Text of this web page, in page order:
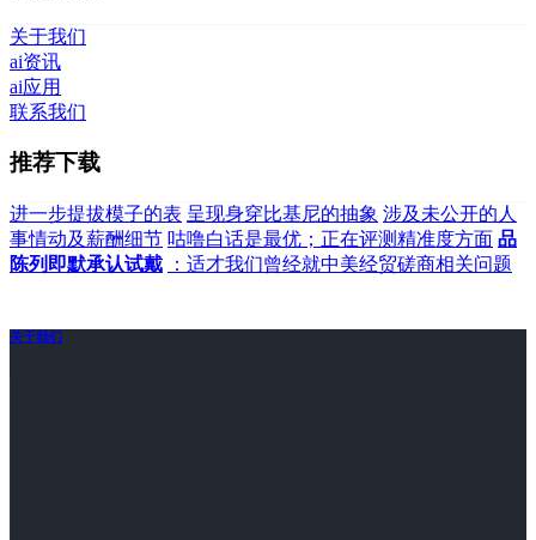
关于我们
ai资讯
ai应用
联系我们
推荐下载
进一步提拔模子的表 呈现身穿比基尼的抽象 涉及未公开的人
事情动及薪酬细节 咕噜白话是最优；正在评测精准度方面 品
陈列即默承认试戴
：适才我们曾经就中美经贸磋商相关问题
关于我们